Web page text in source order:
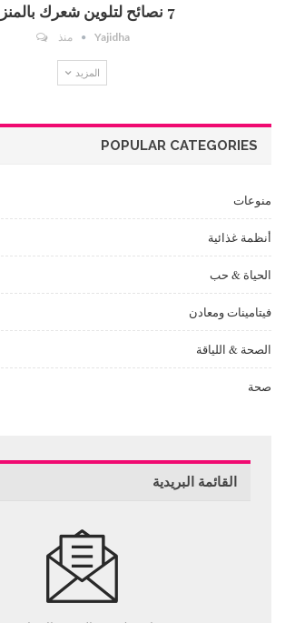
7 نصائح لتلوين شعرك بالمنزل
Yajidha منذ
المزيد
POPULAR CATEGORIES
منوعات
أنظمة غذائية
الحياة & حب
فيتامينات ومعادن
الصحة & اللياقة
صحة
القائمة البريدية